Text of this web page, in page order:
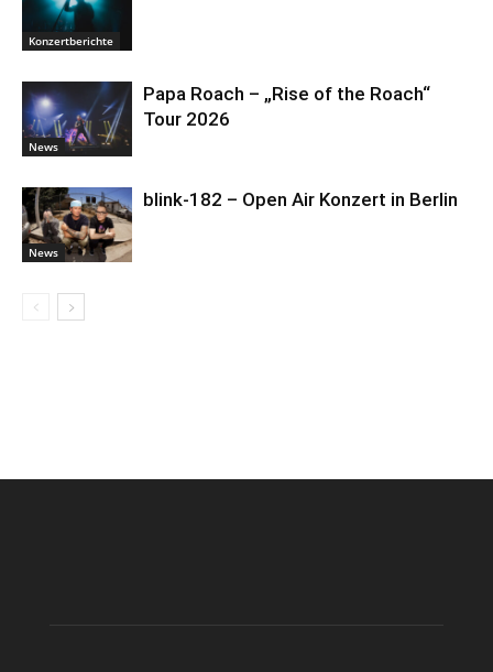
Konzertberichte
News
Papa Roach – „Rise of the Roach“
Tour 2026
News
blink-182 – Open Air Konzert in Berlin